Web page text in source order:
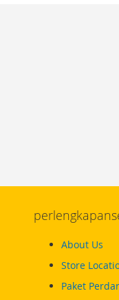
About Us
Store
Paket